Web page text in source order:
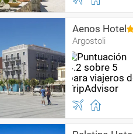
Aenos Hotel
Argostoli